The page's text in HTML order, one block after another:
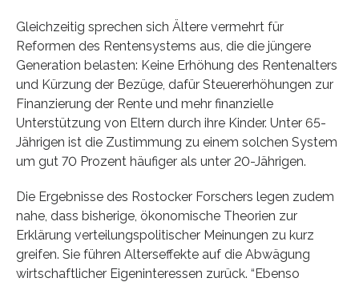
Gleichzeitig sprechen sich Ältere vermehrt für
Reformen des Rentensystems aus, die die jüngere
Generation belasten: Keine Erhöhung des Rentenalters
und Kürzung der Bezüge, dafür Steuererhöhungen zur
Finanzierung der Rente und mehr finanzielle
Unterstützung von Eltern durch ihre Kinder. Unter 65-
Jährigen ist die Zustimmung zu einem solchen System
um gut 70 Prozent häufiger als unter 20-Jährigen.
Die Ergebnisse des Rostocker Forschers legen zudem
nahe, dass bisherige, ökonomische Theorien zur
Erklärung verteilungspolitischer Meinungen zu kurz
greifen. Sie führen Alterseffekte auf die Abwägung
wirtschaftlicher Eigeninteressen zurück. “Ebenso